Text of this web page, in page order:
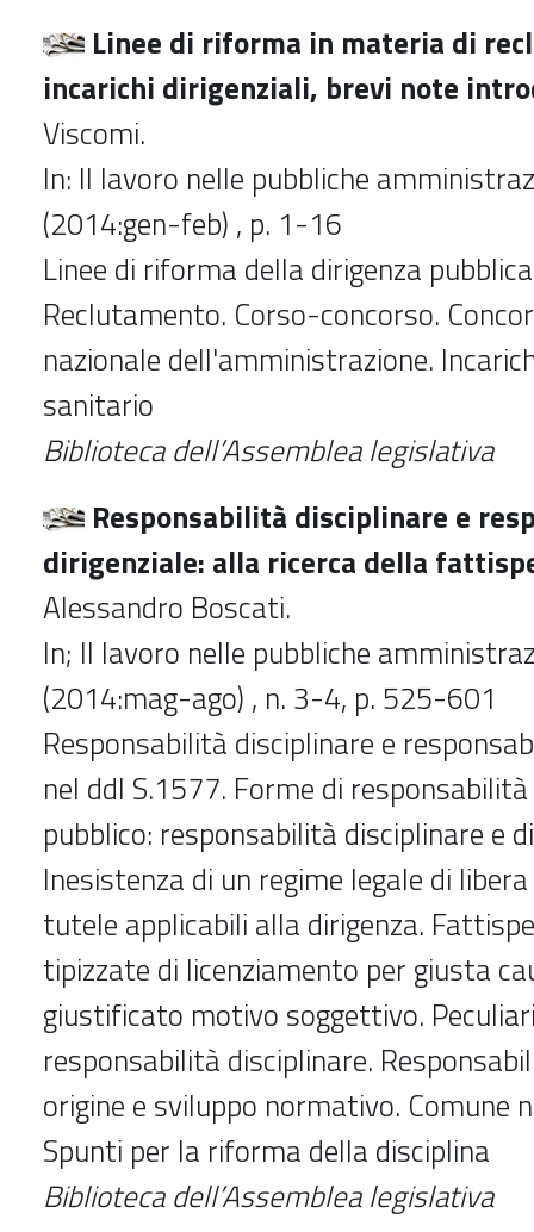
Linee di riforma in materia di
incarichi dirigenziali, brevi note
Viscomi.
In: Il lavoro nelle pubbliche
(2014:gen-feb) , p. 1-16
Linee di riforma della dirigenza
Reclutamento. Corso-concorso.
nazionale dell'amministrazione.
sanitario
Biblioteca dell’Assemblea legislativa
Responsabilità disciplinare e
dirigenziale: alla ricerca della
Alessandro Boscati.
In; Il lavoro nelle pubbliche
(2014:mag-ago) , n. 3-4, p. 525-601
Responsabilità disciplinare e
nel ddl S.1577. Forme di
pubblico: responsabilità disciplinare e
Inesistenza di un regime legale di
tutele applicabili alla dirigenza.
tipizzate di licenziamento per giusta
giustificato motivo soggettivo.
responsabilità disciplinare.
origine e sviluppo normativo. Comune
Spunti per la riforma della disciplina
Biblioteca dell’Assemblea legislativa